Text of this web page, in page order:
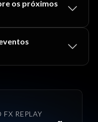
os próximos
REPLAY